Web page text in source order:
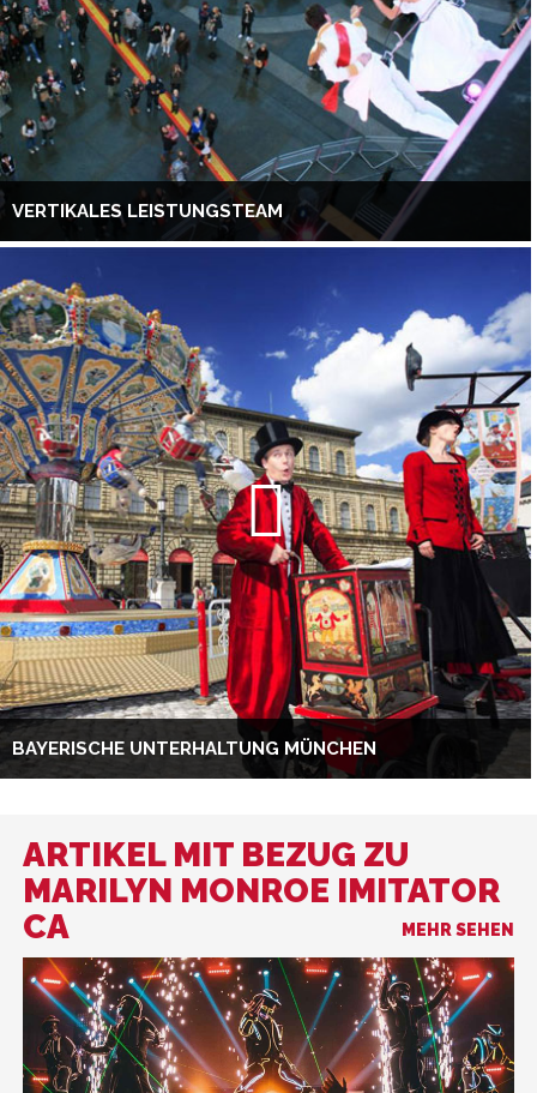
VERTIKALES LEISTUNGSTEAM
BAYERISCHE UNTERHALTUNG MÜNCHEN
ARTIKEL MIT BEZUG ZU
MARILYN MONROE IMITATOR
CA
MEHR SEHEN